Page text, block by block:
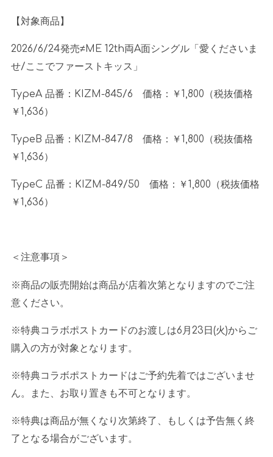
【対象商品】
2026/6/24発売≠ME 12th両A面シングル「愛くださいま
せ/ここでファーストキッス」
TypeA 品番： KIZM-845/6 価格：￥1,800 （税抜価格
￥1,636）
TypeB 品番： KIZM-847/8 価格：￥1,800 （税抜価格
￥1,636）
TypeC 品番： KIZM-849/50 価格：￥1,800 （税抜価格
￥1,636）
＜注意事項＞
※商品の販売開始は商品が店着次第となりますのでご注
意ください。
※特典コラボポストカードのお渡しは6 月 23 日 (火)からご
購入の方が対象となります。
※特典コラボポストカードはご予約先着ではございませ
ん。また、お取り置きも不可となります。
※特典は商品が無くなり次第終了、もしくは予告無く終
了となる場合がございます。